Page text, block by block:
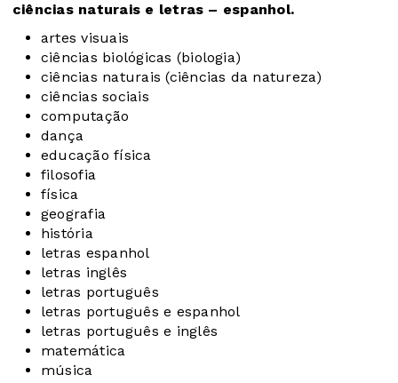
ciências naturais e letras – espanhol.
artes visuais
ciências biológicas (biologia)
ciências naturais (ciências da natureza)
ciências sociais
computação
dança
educação física
filosofia
física
geografia
história
letras espanhol
letras inglês
letras português
letras português e espanhol
letras português e inglês
matemática
música